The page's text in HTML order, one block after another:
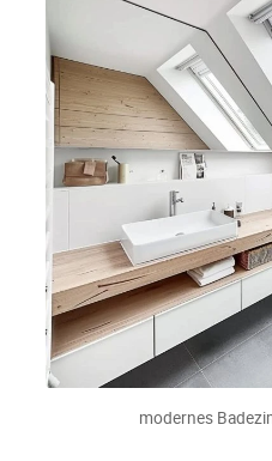
modernes